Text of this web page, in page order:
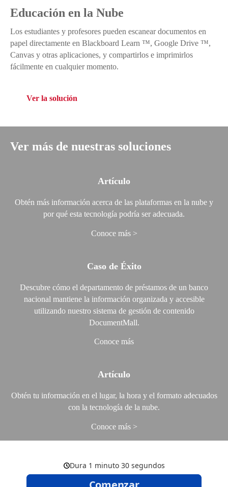
Educación en la Nube
Los estudiantes y profesores pueden escanear documentos en
papel directamente en Blackboard Learn ™, Google Drive ™,
Canvas y otras aplicaciones, y compartirlos e imprimirlos
fácilmente en cualquier momento.
Ver la solución
Ver más de nuestras soluciones
Artículo
Obtén más información acerca de las plataformas en la nube y
por qué esta tecnología podría ser adecuada.
Conoce más
Caso de Éxito
Descubre cómo el departamento de préstamos de un banco
nacional mantiene la información organizada y accesible
utilizando nuestro sistema de gestión de contenido
DocumentMall.
Conoce más
Artículo
Obtén tu información en el lugar, la hora y el formato adecuados
con la tecnología de la nube.
Conoce más